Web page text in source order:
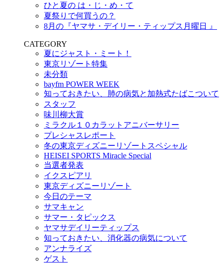
ひと夏の は・じ・め・て
夏祭りで何買うの？
8月の『ヤマサ・デイリー・ティップス月曜日 』
CATEGORY
夏にジャスト・ミート！
東京リゾート特集
未分類
bayfm POWER WEEK
知っておきたい、肺の病気と加熱式たばこついて
スタッフ
味川柳大賞
ミラクル１０カラットアニバーサリー
プレシャスレポート
冬の東京ディズニーリゾートスペシャル
HEISEI SPORTS Miracle Special
当選者発表
イクスピアリ
東京ディズニーリゾート
今日のテーマ
サマキャン
サマー・タピックス
ヤマサデイリーティップス
知っておきたい、消化器の病気について
アンナライズ
ゲスト